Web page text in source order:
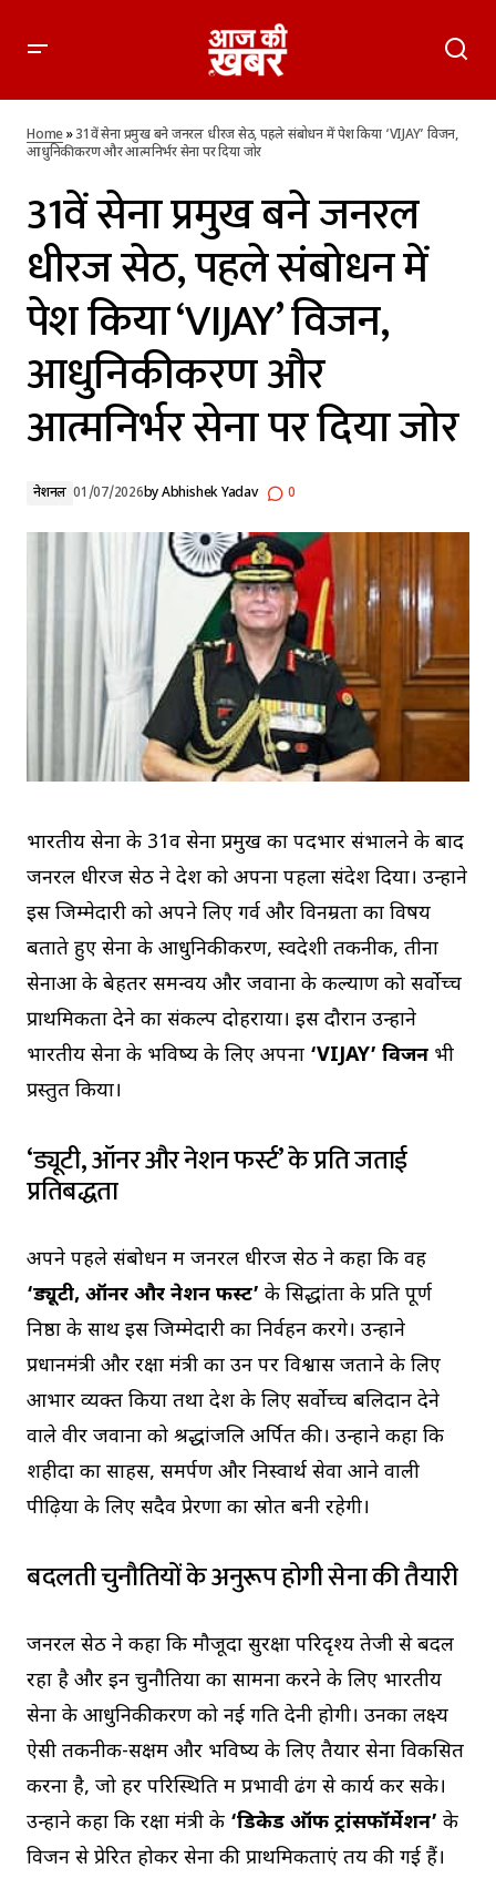
विजन, आधुनिकीकरण और आत्मनिर्भर सेना पर दिया जोर
Home»31वें सेना प्रमुख बने जनरल धीरज सेठ, पहले संबोधन में पेश किया ‘VIJAY’ विजन,
आधुनिकीकरण और आत्मनिर्भर सेना पर दिया जोर
31वें सेना प्रमुख बने जनरल
धीरज सेठ, पहले संबोधन में
पेश किया ‘VIJAY’ विजन,
आधुनिकीकरण और
आत्मनिर्भर सेना पर दिया जोर
नेशनल 01/07/2026byAbhishek Yadav 0
भारतीय सेना के 31वें सेना प्रमुख का पदभार संभालने के बाद
जनरल धीरज सेठ ने देश को अपना पहला संदेश दिया। उन्होंने
इस जिम्मेदारी को अपने लिए गर्व और विनम्रता का विषय
बताते हुए सेना के आधुनिकीकरण, स्वदेशी तकनीक, तीनों
सेनाओं के बेहतर समन्वय और जवानों के कल्याण को सर्वोच्च
प्राथमिकता देने का संकल्प दोहराया। इस दौरान उन्होंने
भारतीय सेना के भविष्य के लिए अपना ‘VIJAY’ विजन भी
प्रस्तुत किया।
‘ड्यूटी, ऑनर और नेशन फर्स्ट’ के प्रति जताई
प्रतिबद्धता
अपने पहले संबोधन में जनरल धीरज सेठ ने कहा कि वह
‘ड्यूटी, ऑनर और नेशन फर्स्ट’ के सिद्धांतों के प्रति पूर्ण
निष्ठा के साथ इस जिम्मेदारी का निर्वहन करेंगे। उन्होंने
प्रधानमंत्री और रक्षा मंत्री का उन पर विश्वास जताने के लिए
आभार व्यक्त किया तथा देश के लिए सर्वोच्च बलिदान देने
वाले वीर जवानों को श्रद्धांजलि अर्पित की। उन्होंने कहा कि
शहीदों का साहस, समर्पण और निस्वार्थ सेवा आने वाली
पीढ़ियों के लिए सदैव प्रेरणा का स्रोत बनी रहेगी।
बदलती चुनौतियों के अनुरूप होगी सेना की तैयारी
जनरल सेठ ने कहा कि मौजूदा सुरक्षा परिदृश्य तेजी से बदल
रहा है और इन चुनौतियों का सामना करने के लिए भारतीय
सेना के आधुनिकीकरण को नई गति देनी होगी। उनका लक्ष्य
ऐसी तकनीक-सक्षम और भविष्य के लिए तैयार सेना विकसित
करना है, जो हर परिस्थिति में प्रभावी ढंग से कार्य कर सके।
उन्होंने कहा कि रक्षा मंत्री के ‘डिकेड ऑफ ट्रांसफॉर्मेशन’ के
विजन से प्रेरित होकर सेना की प्राथमिकताएं तय की गई हैं।